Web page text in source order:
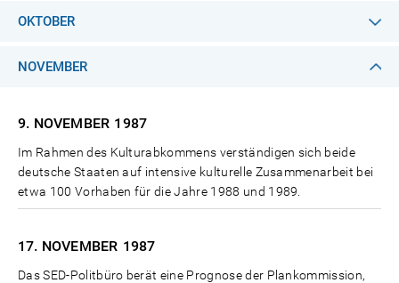
OKTOBER
NOVEMBER
9. NOVEMBER 1987
Im Rahmen des Kulturabkommens verständigen sich beide
deutsche Staaten auf intensive kulturelle Zusammenarbeit bei
etwa 100 Vorhaben für die Jahre 1988 und 1989.
17. NOVEMBER 1987
Das SED-Politbüro berät eine Prognose der Plankommission,